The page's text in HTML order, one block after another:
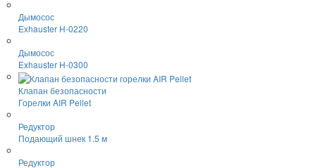
Дымосос
Exhauster H-0220
Дымосос
Exhauster H-0300
Клапан безопасности
Горелки AIR Pellet
Редуктор
Подающий шнек 1.5 м
Редуктор